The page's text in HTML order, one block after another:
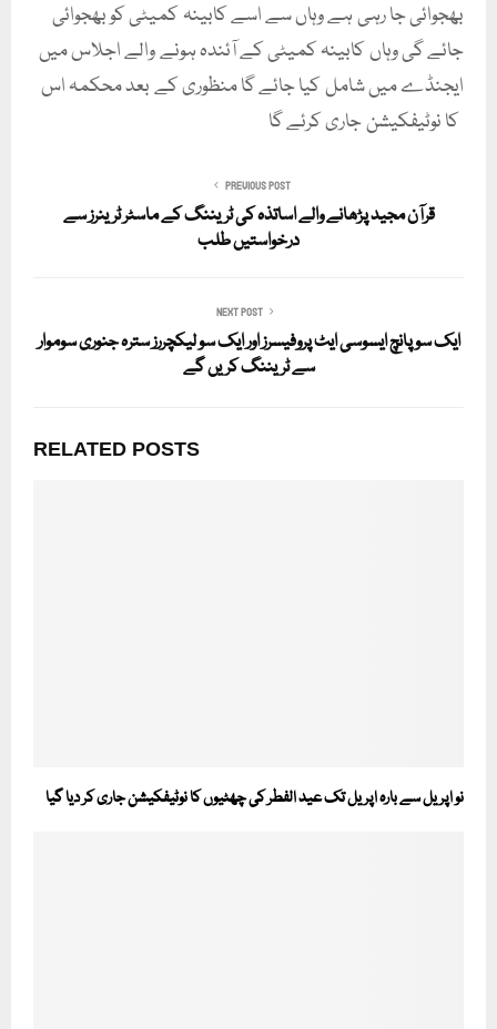
بھجوائی جا رہی ہے وہاں سے اسے کابینہ کمیٹی کو بھجوائی
جائے گی وہاں کابینہ کمیٹی کے آئندہ ہونے والے اجلاس میں
ایجنڈے میں شامل کیا جائے گا منظوری کے بعد محکمہ اس
PREVIOUS POST
قرآن مجید پڑھانے والے اساتذہ کی ٹریننگ کے ماسٹر ٹرینرز سے
درخواستیں طلب
NEXT POST
ایک سو پانچ ایسوسی ایٹ پروفیسرز اور ایک سو لیکچررز سترہ جنوری سوموار
سے ٹریننگ کریں گے
RELATED POSTS
نو اپریل سے بارہ اپریل تک عید الفطر کی چھٹیوں کا نوٹیفکیشن جاری کر دیا گیا